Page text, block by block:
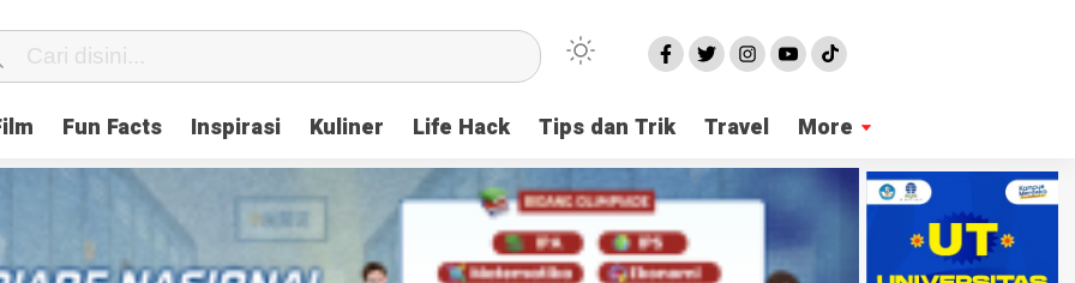
Fun Facts Inspirasi Kuliner Life Hack Tips dan Trik Travel More